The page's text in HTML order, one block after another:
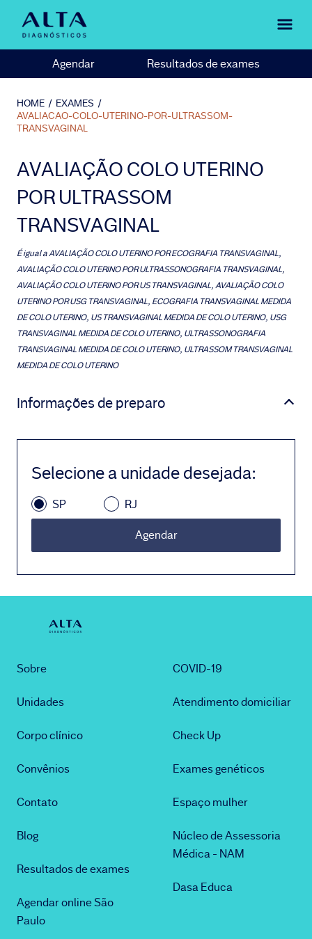
Agendar Resultados de exames
HOME / EXAMES /
AVALIACAO-COLO-UTERINO-POR-ULTRASSOM-
TRANSVAGINAL
AVALIAÇÃO COLO UTERINO
POR ULTRASSOM
TRANSVAGINAL
É igual aAVALIAÇÃO COLO UTERINO POR ECOGRAFIA TRANSVAGINAL,
AVALIAÇÃO COLO UTERINO POR ULTRASSONOGRAFIA TRANSVAGINAL,
AVALIAÇÃO COLO UTERINO POR US TRANSVAGINAL, AVALIAÇÃO COLO
UTERINO POR USG TRANSVAGINAL, ECOGRAFIA TRANSVAGINAL MEDIDA
DE COLO UTERINO, US TRANSVAGINAL MEDIDA DE COLO UTERINO, USG
TRANSVAGINAL MEDIDA DE COLO UTERINO, ULTRASSONOGRAFIA
TRANSVAGINAL MEDIDA DE COLO UTERINO, ULTRASSOM TRANSVAGINAL
MEDIDA DE COLO UTERINO
Informações de preparo
Selecione a unidade desejada:
SP RJ
Agendar
Sobre
Unidades
Corpo clínico
Convênios
Contato
Blog
Resultados de exames
Agendar online São
Paulo
COVID-19
Atendimento domiciliar
Check Up
Exames genéticos
Espaço mulher
Núcleo de Assessoria
Médica - NAM
Dasa Educa